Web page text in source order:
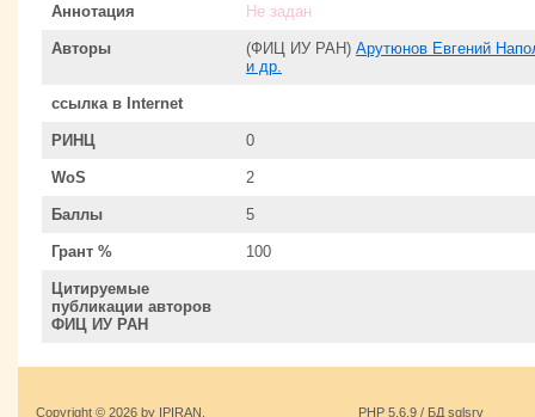
Аннотация Не задан
Авторы (ФИЦ ИУ РАН) Арутюнов Евгений
и др.
ссылка в Internet
РИНЦ 0
WoS 2
Баллы 5
Грант % 100
Цитируемые
публикации авторов
ФИЦ ИУ РАН
Copyright © 2026 by IPIRAN.
PHP 5.6.9 / БД sqlsrv